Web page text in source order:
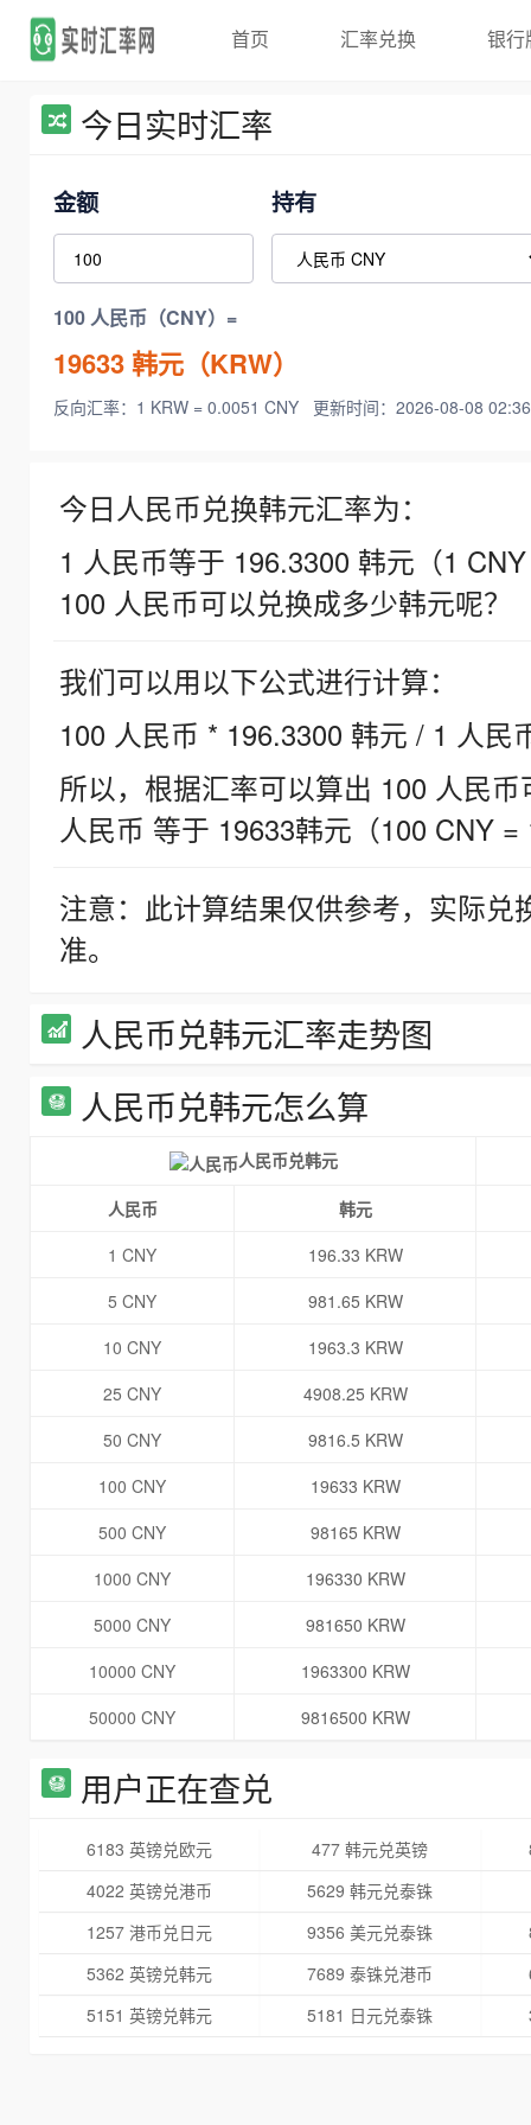
首页 汇率兑换 银行
今日实时汇率
金额 持有
100 人民币（CNY）=
19633韩元（KRW）
反向汇率：1 KRW = 0.0051 CNY 更新时间：2026-08-08
今日人民币兑换韩元汇率为：
1 人民币等于 196.3300 韩元（1
100 人民币可以兑换成多少韩元呢？
我们可以用以下公式进行计算：
100 人民币 * 196.3300 韩元 / 1 人民
所以，根据汇率可以算出 100 人民
人民币 等于 19633韩元（100 CNY =
注意：此计算结果仅供参考，实际
准。
人民币兑韩元汇率走势图
人民币兑韩元怎么算
人民币兑韩元
人民币
韩元
1 CNY
196.33 KRW
5 CNY
981.65 KRW
10 CNY
1963.3 KRW
25 CNY
4908.25 KRW
50 CNY
9816.5 KRW
100 CNY
19633 KRW
500 CNY
98165 KRW
1000 CNY
196330 KRW
5000 CNY
981650 KRW
10000 CNY
1963300 KRW
50000 CNY
9816500 KRW
用户正在查兑
6183 英镑兑欧元 477 韩元兑英镑
4022 英镑兑港币
5629 韩元兑泰铢
1257 港币兑日元
9356 美元兑泰铢
5362 英镑兑韩元
7689 泰铢兑港币
5151 英镑兑韩元
5181 日元兑泰铢